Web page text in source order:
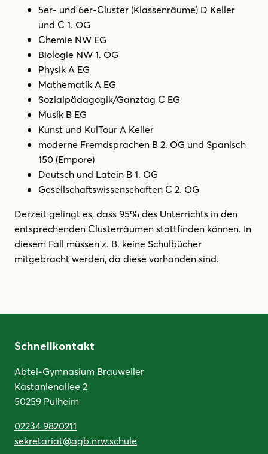
5er- und 6er-Cluster (Klassenräume) D Keller
und C 1. OG
Chemie NW EG
Biologie NW 1. OG
Physik A EG
Mathematik A EG
Sozialpädagogik/Ganztag C EG
Musik B EG
Kunst und KulTour A Keller
moderne Fremdsprachen B 2. OG und Spanisch
150 (Empore)
Deutsch und Latein B 1. OG
Gesellschaftswissenschaften C 2. OG
Derzeit gelingt es, dass 95% des Unterrichts in den
entsprechenden Clusterräumen stattfinden können. In
diesem Fall müssen z. B. keine Schulbücher
mitgebracht werden, da diese vorhanden sind.
Schnellkontakt
Abtei-Gymnasium Brauweiler
Kastanienallee 2
50259 Pulheim
02234 9820211
sekretariat@agb.nrw.schule